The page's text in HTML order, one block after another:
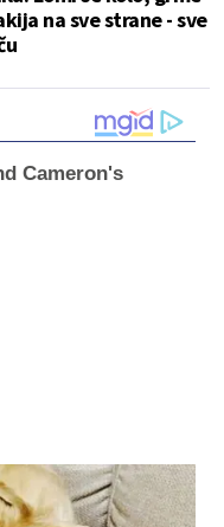
na sve strane - sve
Cameron's